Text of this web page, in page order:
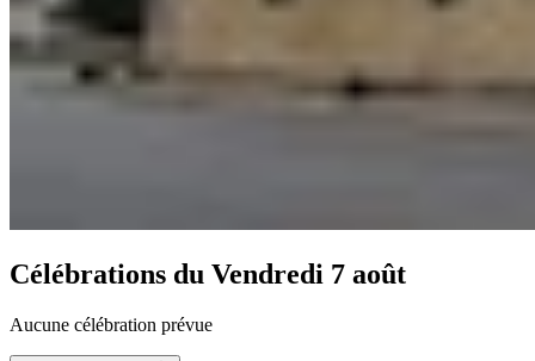
Célébrations du Vendredi 7 août
Aucune célébration prévue